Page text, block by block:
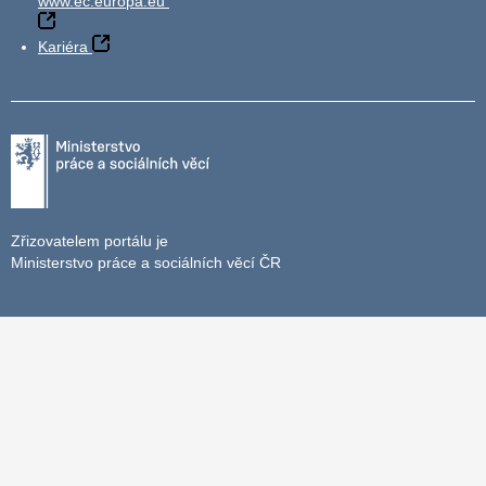
Kariéra
Zřizovatelem portálu je
Ministerstvo práce a sociálních věcí ČR